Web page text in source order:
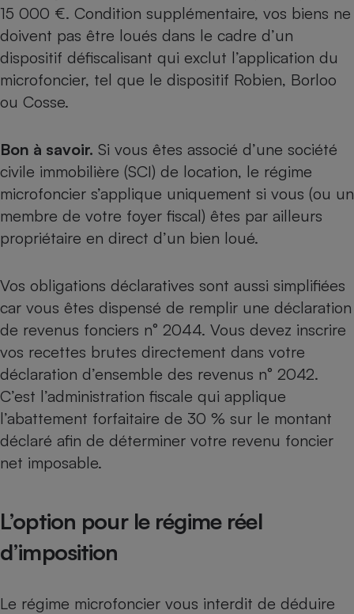
15 000 €. Condition supplémentaire, vos biens ne
doivent pas être loués dans le cadre d’un
dispositif défiscalisant qui exclut l’application du
microfoncier, tel que le dispositif Robien, Borloo
ou Cosse.
Bon à savoir. Si vous êtes associé d’une société
civile immobilière (SCI) de location, le régime
microfoncier s’applique uniquement si vous (ou un
membre de votre foyer fiscal) êtes par ailleurs
propriétaire en direct d’un bien loué.
Vos obligations déclaratives sont aussi simplifiées
car vous êtes dispensé de remplir une déclaration
de revenus fonciers n° 2044. Vous devez inscrire
vos recettes brutes directement dans votre
déclaration d’ensemble des revenus n° 2042.
C’est l’administration fiscale qui applique
l’abattement forfaitaire de 30 % sur le montant
déclaré afin de déterminer votre revenu foncier
net imposable.
L’option pour le régime réel
d’imposition
Le régime microfoncier vous interdit de déduire
Robot ménager